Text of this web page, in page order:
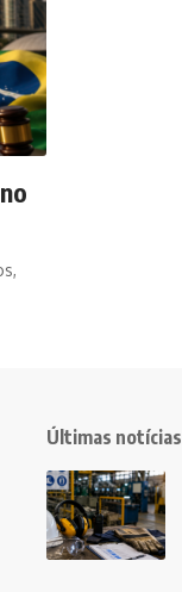
Últimas notícias